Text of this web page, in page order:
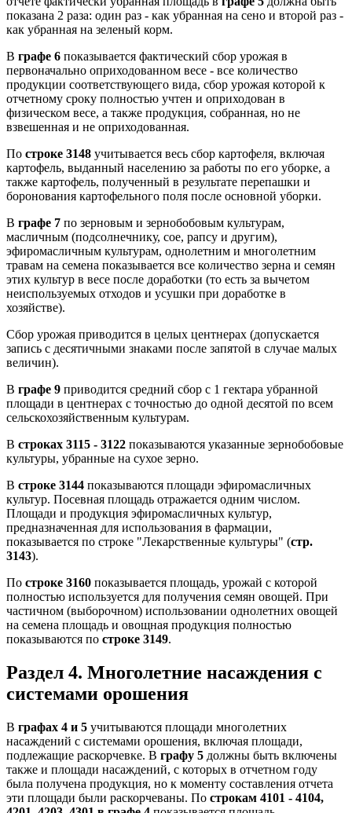
показана 2 раза: один раз - как убранная на сено и второй раз -
как убранная на зеленый корм.
В графе 6 показывается фактический сбор урожая в
первоначально оприходованном весе - все количество
продукции соответствующего вида, сбор урожая которой к
отчетному сроку полностью учтен и оприходован в
физическом весе, а также продукция, собранная, но не
взвешенная и не оприходованная.
По строке 3148 учитывается весь сбор картофеля, включая
картофель, выданный населению за работы по его уборке, а
также картофель, полученный в результате перепашки и
боронования картофельного поля после основной уборки.
В графе 7 по зерновым и зернобобовым культурам,
масличным (подсолнечнику, сое, рапсу и другим),
эфиромасличным культурам, однолетним и многолетним
травам на семена показывается все количество зерна и семян
этих культур в весе после доработки (то есть за вычетом
неиспользуемых отходов и усушки при доработке в
хозяйстве).
Сбор урожая приводится в целых центнерах (допускается
запись с десятичными знаками после запятой в случае малых
величин).
В графе 9 приводится средний сбор с 1 гектара убранной
площади в центнерах с точностью до одной десятой по всем
сельскохозяйственным культурам.
В строках 3115 - 3122 показываются указанные зернобобовые
культуры, убранные на сухое зерно.
В строке 3144 показываются площади эфиромасличных
культур. Посевная площадь отражается одним числом.
Площади и продукция эфиромасличных культур,
предназначенная для использования в фармации,
показывается по строке "Лекарственные культуры" (стр.
3143).
По строке 3160 показывается площадь, урожай с которой
полностью используется для получения семян овощей. При
частичном (выборочном) использовании однолетних овощей
на семена площадь и овощная продукция полностью
показываются по строке 3149.
Раздел 4. Многолетние насаждения с
системами орошения
В графах 4 и 5 учитываются площади многолетних
насаждений с системами орошения, включая площади,
подлежащие раскорчевке. В графу 5 должны быть включены
также и площади насаждений, с которых в отчетном году
была получена продукция, но к моменту составления отчета
эти площади были раскорчеваны. По строкам 4101 - 4104,